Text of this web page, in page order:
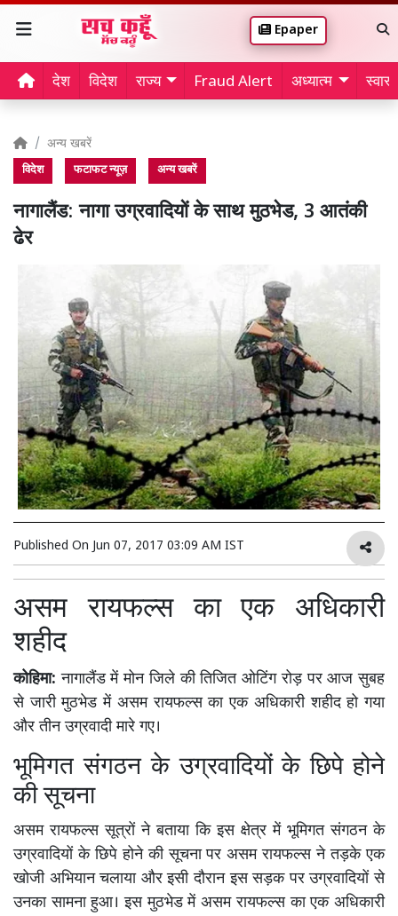
Epaper
देश विदेश राज्य Fraud Alert अध्यात्म
अन्य खबरें
विदेश फटाफट न्यूज़ अन्य खबरें
नागालैंड: नागा उग्रवादियों के साथ मुठभेड, 3 आतंकी
ढेर
Published On Jun 07, 2017 03:09 AM IST
असम रायफल्स का एक अधिकारी
शहीद
कोहिमा:नागालैंड में मोन जिले की तिजित ओटिंग रोड़ पर आज सुबह
से जारी मुठभेड में असम रायफल्स का एक अधिकारी शहीद हो गया
और तीन उग्रवादी मारे गए।
भूमिगत संगठन के उग्रवादियों के छिपे होने
की सूचना
असम रायफल्स सूत्रों ने बताया कि इस क्षेत्र में भूमिगत संगठन के
उग्रवादियों के छिपे होने की सूचना पर असम रायफल्स ने तड़के एक
खोजी अभियान चलाया और इसी दौरान इस सड़क पर उग्रवादियों से
उनका सामना हुआ। इस मुठभेड में असम रायफल्स का एक अधिकारी